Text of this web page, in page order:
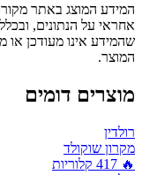
המידע המוצג באתר
אחראי על הנתונים,
שהמידע אינו מעודכן או
המוצר.
מוצרים דומים
רולדין
מקרון שוקולד
🔥
417 קלוריות